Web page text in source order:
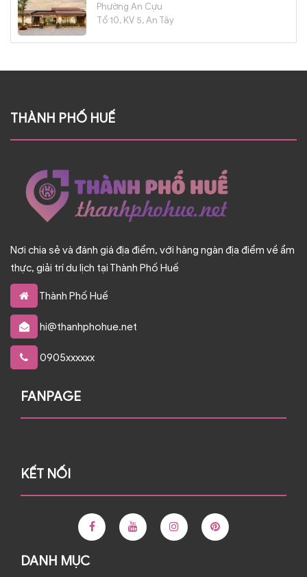
Phường An Cựu
Tổ 10, KV 5, An Tây
THÀNH PHỐ HUẾ
Nơi chia sẻ và đánh giá địa điểm, với hàng ngàn địa điểm về ẩm
thực, giải trí du lịch tại Thành Phố Huế
Thành Phố Huế
hi@thanhphohue.net
0905xxxxxx
FANPAGE
KẾT NỐI
DANH MỤC